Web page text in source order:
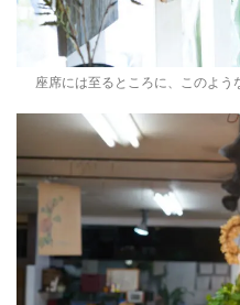
座席には至るところに、このよ